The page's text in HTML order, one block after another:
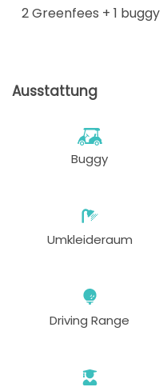
2 Greenfees + 1 buggy
Ausstattung
Buggy
Umkleideraum
Driving Range